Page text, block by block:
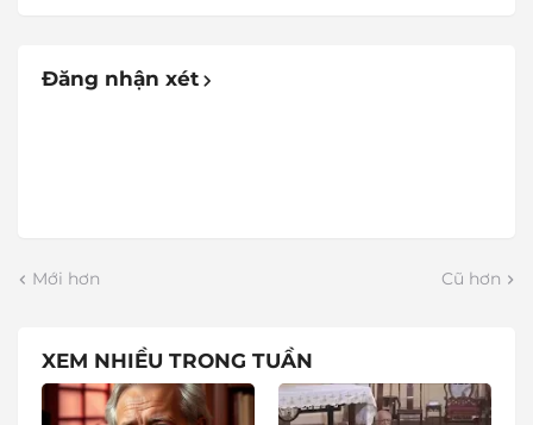
Đăng nhận xét
Mới hơn Cũ hơn
XEM NHIỀU TRONG TUẦN